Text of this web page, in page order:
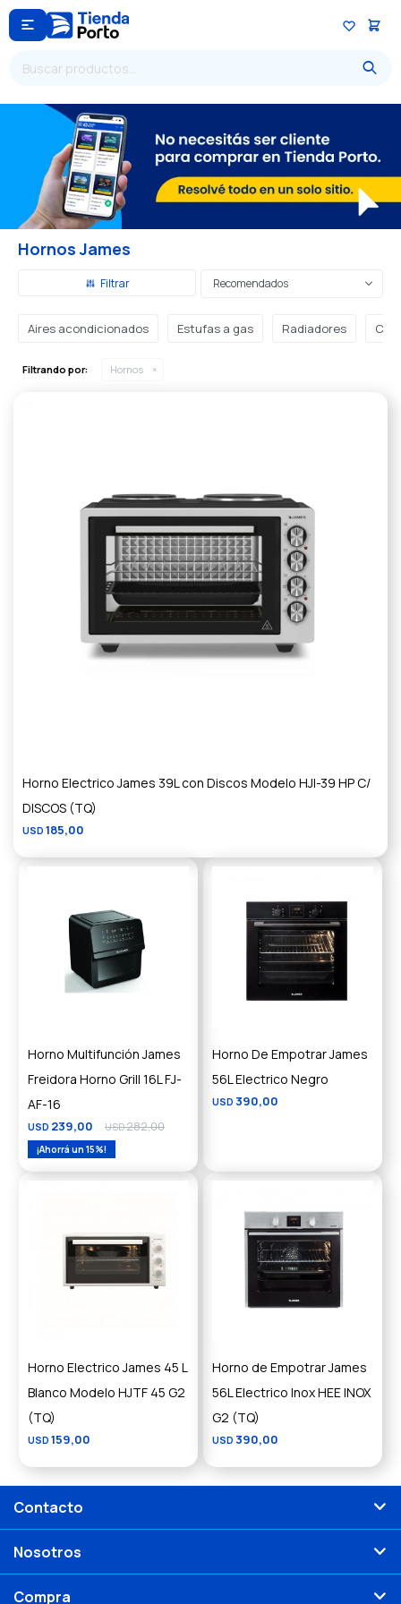

Hornos James
Recomendados
Aires acondicionados Estufas a gas Radiadores
Filtrando por: Hornos
Horno Electrico James 39L con Discos Modelo HJI-39 HP C/
DISCOS (TQ)
USD 185,00
Horno Multifunción James
Freidora Horno Grill 16L FJ-
AF-16
USD 239,00 USD282,00
15
Horno De Empotrar James
56L Electrico Negro
USD 390,00
Horno Electrico James 45 L
Blanco Modelo HJTF 45 G2
(TQ)
USD 159,00
Horno de Empotrar James
56L Electrico Inox HEE INOX
G2 (TQ)
USD 390,00
Contacto
Nosotros
Compra